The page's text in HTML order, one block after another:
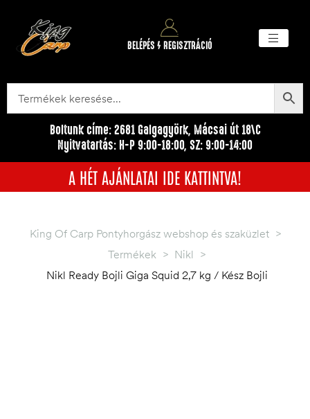
BELÉPÉS / REGISZTRÁCIÓ
Boltunk címe: 2681 Galgagyörk, Mácsai út 18\C
Nyitvatartás: H-P 9:00-18:00, SZ: 9:00-14:00
A HÉT AJÁNLATAI IDE KATTINTVA!
King Of Carp Pontyhorgász webshop és szaküzlet >
Termékek > Nikl >
Nikl Ready Bojli Giga Squid 2,7 kg / Kész Bojli